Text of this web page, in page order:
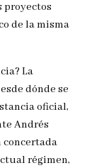
proyectos
de la misma
La
dónde se
oficial,
Andrés
concertada
régimen,